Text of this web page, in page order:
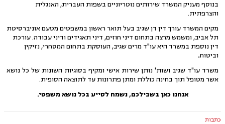
בנוסף מעניק המשרד שירותים נוטריוניים בשפות העברית, האנגלית
והצרפתית.
מקים המשרד עורך דין דן שגיב בעל תואר ראשון במשפטים מטעם אוניברסיטת
תל אביב, ומשמש מרצה בתחום דיני חוזים, דיני תאגידים ודיני עבודה. עורכת
דין נוספת במשרד היא עו"ד מרים שגיב, העוסקת בתחום המסחרי, נזיקין
וביטוח.
משרד עו"ד שגיב ושות' נותן שירות אישי ומקיף בסוגיות השונות של כל נושא
אשר מטופל תוך בחינה כוללת ומתן פתרונות עד לתוצאה הסופית.
אנחנו כאן בשבילכם, נשמח לסייע בכל נושא משפטי.
כתבות